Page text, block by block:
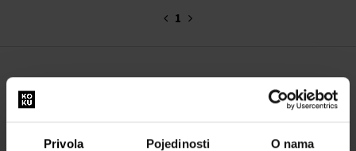
Privola Pojedinosti O nama
1
OBRAZAC ZA KONTAKT